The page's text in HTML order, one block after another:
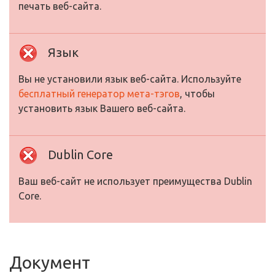
печать веб-сайта.
Язык
Вы не установили язык веб-сайта. Используйте
бесплатный генератор мета-тэгов, чтобы
установить язык Вашего веб-сайта.
Dublin Core
Ваш веб-сайт не использует преимущества Dublin
Core.
Документ